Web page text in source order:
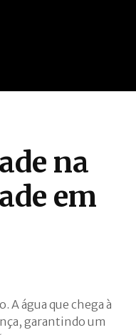
na
em
A água que chega à
garantindo um